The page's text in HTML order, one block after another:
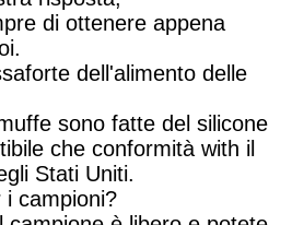
di ottenere appena
dell'alimento delle
sono fatte del silicone
che conformità with il
Stati Uniti.
i campioni?